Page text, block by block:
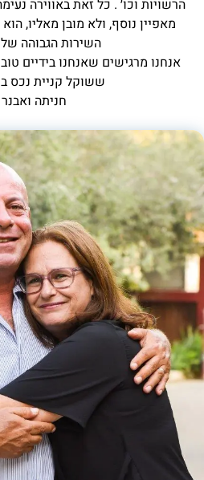
הרשויות וכו׳ . כל זאת באווירה
מאפיין נוסף, ולא מובן מאליו,
השירות הגבוהה
אנחנו מרגישים שאנחנו בידיים
ששוקל קניית נכס
חניתה